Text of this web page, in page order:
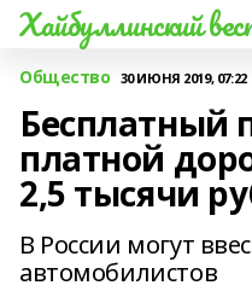
Хайбуллинский
Общество 30 ИЮНЯ 2019, 07:22
Бесплатный
платной
2,5 тысячи
В России могут
автомобилистов